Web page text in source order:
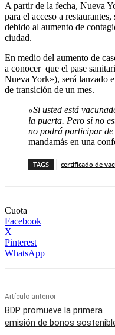
A partir de la fecha, Nueva
para el acceso a
debido al aumento de
ciudad.
En medio del aumento de
a conocer que el pase
Nueva York»), será lanzado
de transición de un mes.
«Si usted está
la puerta. Pero si no
no podrá participar de
mandamás en una
TAGS certificado de
Cuota
Facebook
X
Pinterest
WhatsApp
Artículo anterior
BDP promueve la primera
emisión de bonos